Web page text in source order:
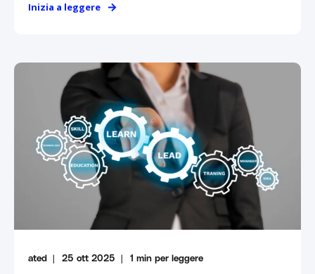
Inizia a leggere
ated 25 ott 2025 1 min per leggere